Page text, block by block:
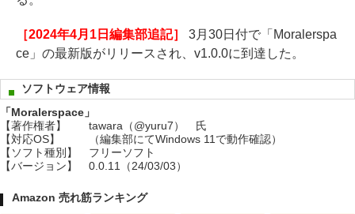
［2024年4月1日編集部追記］ 3月30日付で「Moralerspa
ce」の最新版がリリースされ、v1.0.0に到達した。
ソフトウェア情報
「Moralerspace」
【著作権者】
tawara（@yuru7） 氏
【対応OS】
（編集部にてWindows 11で動作確認）
【ソフト種別】
フリーソフト
【バージョン】
0.0.11（24/03/03）
Amazon 売れ筋ランキング